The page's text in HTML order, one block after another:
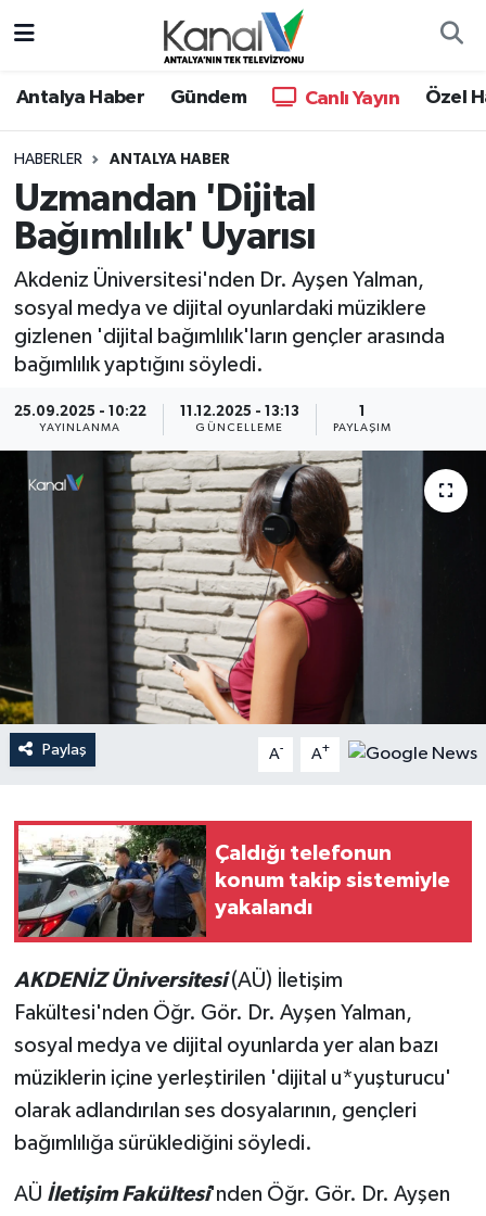
Antalya Haber Gündem Canlı Yayın Özel
HABERLER ANTALYA HABER
Uzmandan 'Dijital
Bağımlılık' Uyarısı
Akdeniz Üniversitesi'nden Dr. Ayşen Yalman,
sosyal medya ve dijital oyunlardaki müziklere
gizlenen 'dijital bağımlılık'ların gençler arasında
bağımlılık yaptığını söyledi.
25.09.2025 - 10:22
YAYINLANMA
11.12.2025 - 13:13
GÜNCELLEME
1
PAYLAŞIM
Paylaş A- A+
Çaldığı telefonun
konum takip sistemiyle
yakalandı
AKDENİZ Üniversitesi(AÜ) İletişim
Fakültesi'nden Öğr. Gör. Dr. Ayşen Yalman,
sosyal medya ve dijital oyunlarda yer alan bazı
müziklerin içine yerleştirilen 'dijital u*yuşturucu'
olarak adlandırılan ses dosyalarının, gençleri
bağımlılığa sürüklediğini söyledi.
AÜ İletişim Fakültesi'nden Öğr. Gör. Dr. Ayşen
Antalya Haber
Dünya
Eğitim
Ekonomi
Gündem
Günün Manşetleri
Haber Kuşakları
Haberler
KANALV Spor
Kültür Sanat
Magazin
Öğle Bülteni
Siyaset
Sosyal medya
Spor
Teknoloji
Televizyon
Turizm
Yaşam
Hava Durumu
Trafik Durumu
Süper Lig Puan Durumu ve Fikstür
Tüm Manşetler
Son Dakika Haberleri
Haber Arşivi